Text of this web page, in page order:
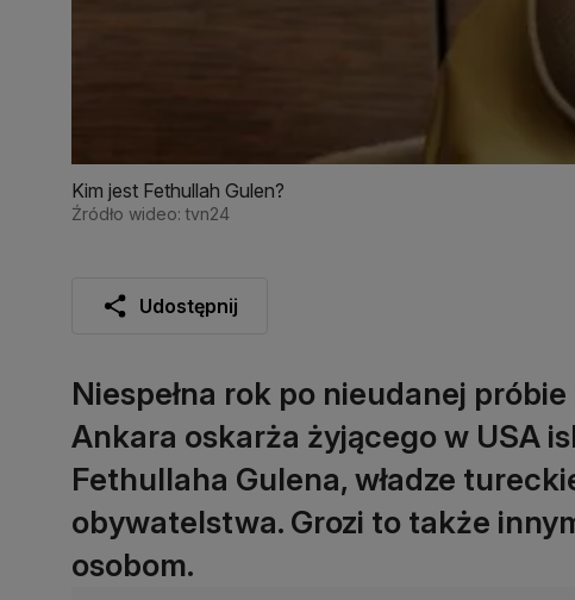
Kim jest Fethullah Gulen?
Źródło wideo: tvn24
Udostępnij
Niespełna rok po nieudanej
Ankara oskarża żyjącego w USA
Fethullaha Gulena, władze
obywatelstwa. Grozi to także
osobom.